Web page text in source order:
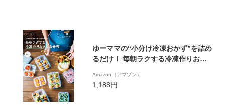
ゆーママの“小分け冷凍おかず”を詰め
るだけ！ 毎朝ラクする冷凍作りおき
Amazon（アマゾン）
1,188円